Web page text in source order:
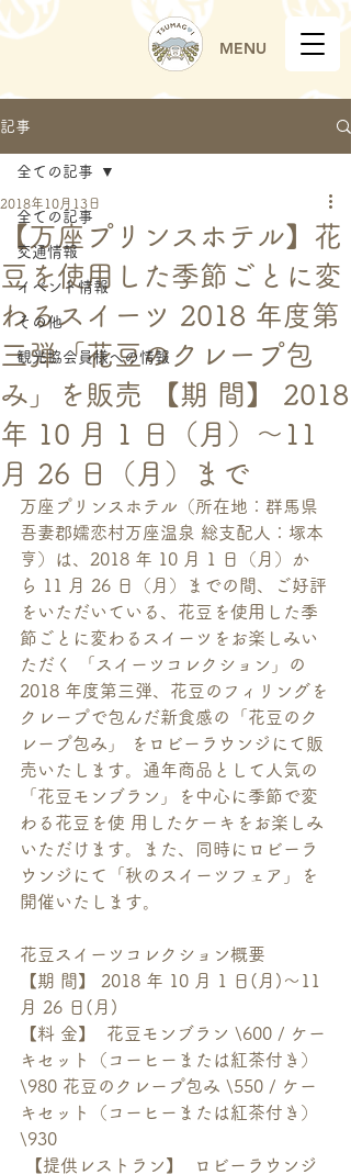
MENU
記事
全ての記事
交通情報
イベント情報
その他
観光協会員様への情報
全ての記事
【万座プリンスホテル】花
豆を使用した季節ごとに変
わるスイーツ 2018 年度第
三弾「花豆のクレープ包
み」を販売 【期 間】 2018
年 10 月 1 日（月）～11
月 26 日（月）まで
2018年10月13日
万座プリンスホテル（所在地：群馬県
吾妻郡嬬恋村万座温泉 総支配人：塚本
亨）は、2018 年 10 月 1 日（月）か
ら 11 月 26 日（月）までの間、ご好評
をいただいている、花豆を使用した季
節ごとに変わるスイーツをお楽しみい
ただく 「スイーツコレクション」の
2018 年度第三弾、花豆のフィリングを
クレープで包んだ新食感の「花豆のク
レープ包み」 をロビーラウンジにて販
売いたします。通年商品として人気の
「花豆モンブラン」を中心に季節で変
わる花豆を使 用したケーキをお楽しみ
いただけます。また、同時にロビーラ
ウンジにて「秋のスイーツフェア」を
開催いたします。
花豆スイーツコレクション概要
【期 間】 2018 年 10 月 1 日(月)～11
月 26 日(月)
【料 金】  花豆モンブラン \600 / ケー
キセット（コーヒーまたは紅茶付き）
\980 花豆のクレープ包み \550 / ケー
キセット（コーヒーまたは紅茶付き）
\930
【提供レストラン】  ロビーラウンジ